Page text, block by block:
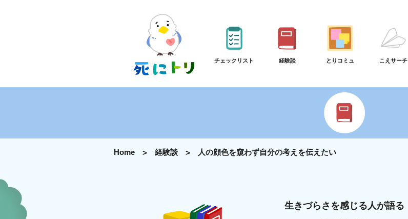
チェックリスト 経験談 とりコミュ こえサーチ
Home 経験談 人の顔色を窺わず自分の考えを伝えたい
生きづらさを感じる人が語る